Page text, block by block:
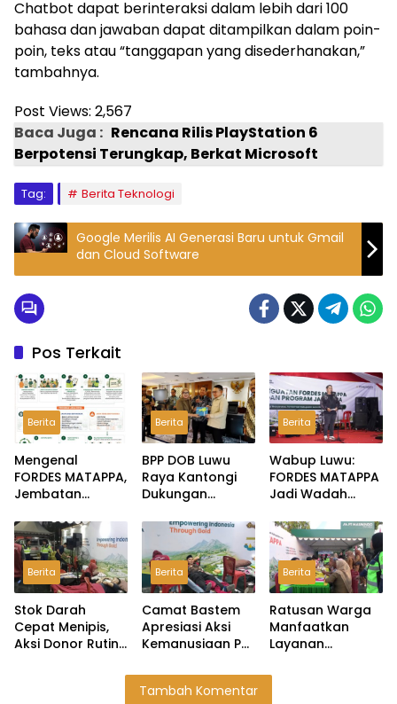
Chatbot dapat berinteraksi dalam lebih dari 100
bahasa dan jawaban dapat ditampilkan dalam poin-
poin, teks atau “tanggapan yang disederhanakan,”
tambahnya.
Post Views: 2,567
Baca Juga : Rencana Rilis PlayStation 6
Berpotensi Terungkap, Berkat Microsoft
Tag: Berita Teknologi
Google Merilis AI Generasi Baru untuk Gmail
dan Cloud Software
Pos Terkait
Berita
Mengenal
FORDES MATAPPA,
Jembatan
Masyarakat di
Wilayah Lingkar
Tambang Luwu
Berita
BPP DOB Luwu
Raya Kantongi
Dukungan
Pembentukan
Provinsi Dijanjikan
Masuk
Rekomendasi
Pemerintah
Berita
Wabup Luwu:
FORDES MATAPPA
Jadi Wadah
Masyarakat
Lingkar Tambang
Berita
Stok Darah
Cepat Menipis,
Aksi Donor Rutin
Berita
Camat Bastem
Apresiasi Aksi
Kemanusiaan PT
Kegiatan Donor
Darah
Berita
Ratusan Warga
Manfaatkan
Layanan
PT Masmindo di
Tambah Komentar